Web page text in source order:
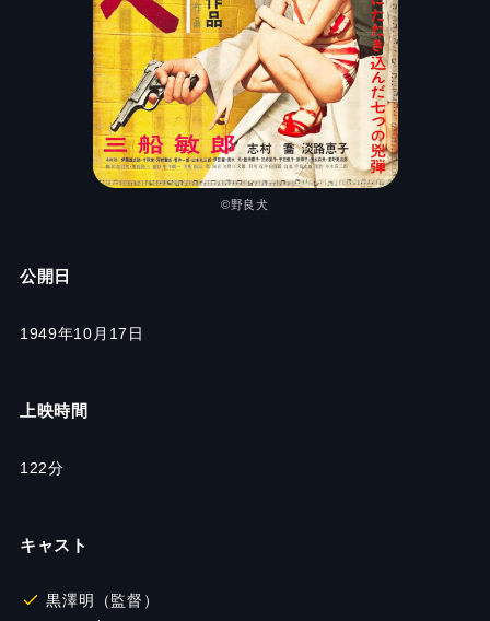
©野良犬
公開日
1949年10月17日
上映時間
122分
キャスト
黒澤明（監督）